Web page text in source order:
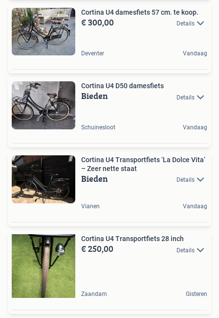
Cortina U4 damesfiets 57 cm. te koop.
€ 300,00 Details
Deventer Vandaag
Cortina U4 D50 damesfiets
Bieden Details
Schuinesloot Vandaag
Cortina U4 Transportfiets ‘La Dolce Vita’
– Zeer nette staat
Bieden Details
Vianen Vandaag
Cortina U4 Transportfiets 28 inch
€ 250,00 Details
Zaandam Gisteren